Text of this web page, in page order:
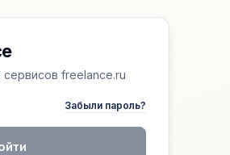
freelance.ru
Забыли пароль?